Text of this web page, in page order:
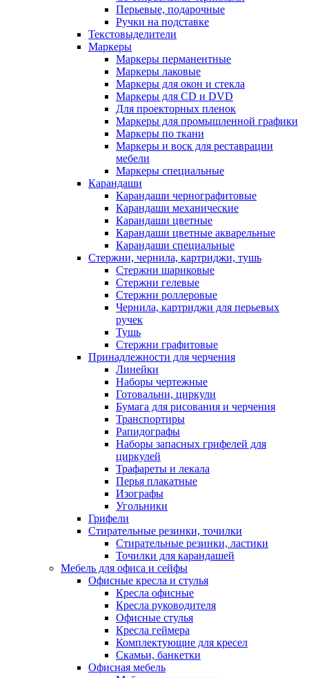
Перьевые, подарочные
Ручки на подставке
Текстовыделители
Маркеры
Маркеры перманентные
Маркеры лаковые
Маркеры для окон и стекла
Маркеры для CD и DVD
Для проекторных пленок
Маркеры для промышленной графики
Маркеры по ткани
Маркеры и воск для реставрации
мебели
Маркеры специальные
Карандаши
Карандаши чернографитовые
Карандаши механические
Карандаши цветные
Карандаши цветные акварельные
Карандаши специальные
Стержни, чернила, картриджи, тушь
Стержни шариковые
Стержни гелевые
Стержни роллеровые
Чернила, картриджи для перьевых
ручек
Тушь
Стержни графитовые
Принадлежности для черчения
Линейки
Наборы чертежные
Готовальни, циркули
Бумага для рисования и черчения
Транспортиры
Рапидографы
Наборы запасных грифелей для
циркулей
Трафареты и лекала
Перья плакатные
Изографы
Угольники
Грифели
Стирательные резинки, точилки
Стирательные резинки, ластики
Точилки для карандашей
Мебель для офиса и сейфы
Офисные кресла и стулья
Кресла офисные
Кресла руководителя
Офисные стулья
Кресла геймера
Комплектующие для кресел
Скамьи, банкетки
Офисная мебель